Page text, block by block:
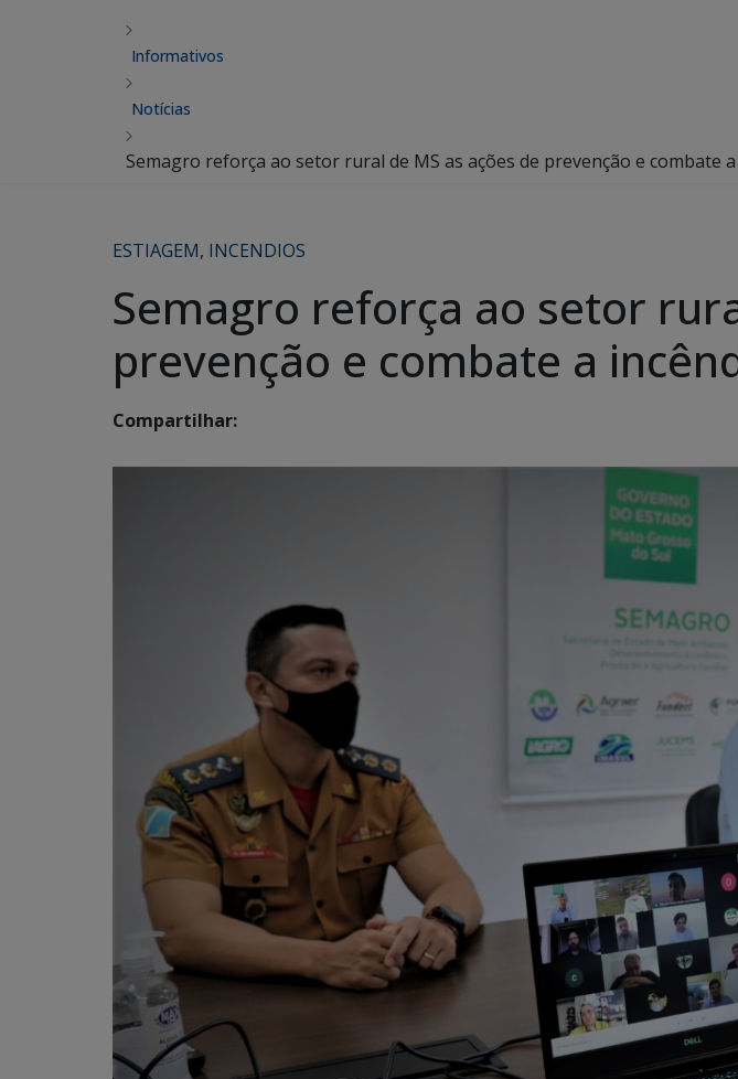
Informativos
Notícias
Semagro reforça ao setor rural de MS as ações de prevenção e combate
ESTIAGEM, INCENDIOS
Semagro reforça ao setor
prevenção e combate a
Compartilhar: